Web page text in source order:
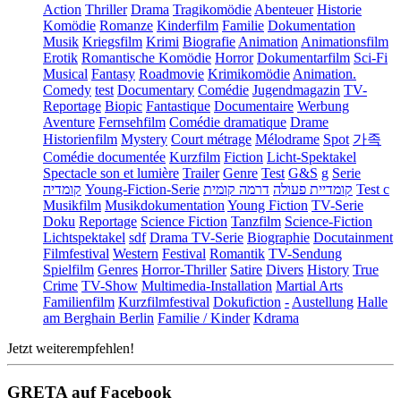
Action Thriller Drama Tragikomödie Abenteuer Historie
Komödie Romanze Kinderfilm Familie Dokumentation
Musik Kriegsfilm Krimi Biografie Animation Animationsfilm
Erotik Romantische Komödie Horror Dokumentarfilm Sci-Fi
Musical Fantasy Roadmovie Krimikomödie Animation.
Comedy test Documentary Comédie Jugendmagazin TV-
Reportage Biopic Fantastique Documentaire Werbung
Aventure Fernsehfilm Comédie dramatique Drame
Historienfilm Mystery Court métrage Mélodrame Spot 가족
Comédie documentée Kurzfilm Fiction Licht-Spektakel
Spectacle son et lumière Trailer Genre Test G&S g Serie
קומדיה Young-Fiction-Serie קומדיית פעולה דרמה קומית
Test c
Musikfilm Musikdokumentation Young Fiction TV-Serie
Doku Reportage Science Fiction Tanzfilm Science-Fiction
Lichtspektakel sdf Drama TV-Serie Biographie Docutainment
Filmfestival Western Festival Romantik TV-Sendung
Spielfilm Genres Horror-Thriller Satire Divers History True
Crime TV-Show Multimedia-Installation Martial Arts
Familienfilm Kurzfilmfestival Dokufiction - Austellung Halle
am Berghain Berlin Familie / Kinder Kdrama
Jetzt weiterempfehlen!
GRETA auf Facebook